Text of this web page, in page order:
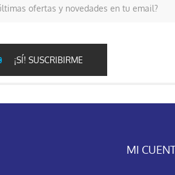
ofertas y novedades en tu email?
¡SÍ! SUSCRIBIRME
MI